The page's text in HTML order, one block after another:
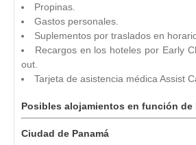
Propinas.
Gastos personales.
Suplementos por traslados en
Recargos en los hoteles por Early
out.
Tarjeta de asistencia médica Assist
Posibles alojamientos en función de
Ciudad de Panamá